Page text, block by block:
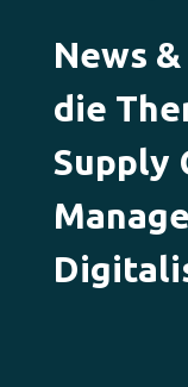
News
die
Supply